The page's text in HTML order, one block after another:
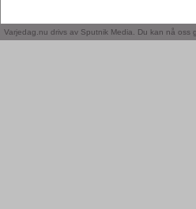
Varjedag.nu drivs av Sputnik Media. Du kan nå oss